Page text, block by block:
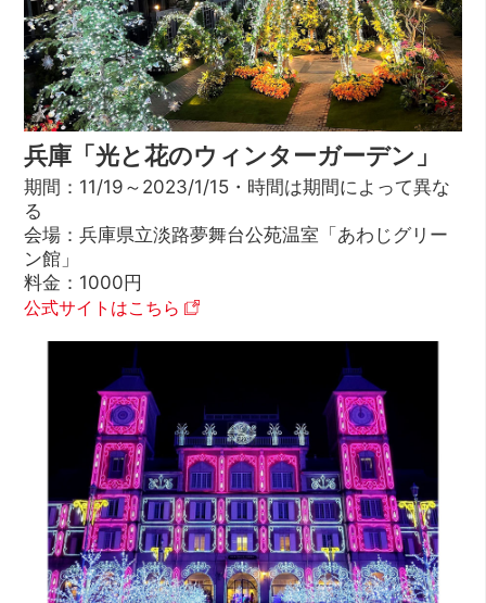
兵庫「光と花のウィンターガーデン」
期間：11/19～2023/1/15・時間は期間によって異な
る
会場：兵庫県立淡路夢舞台公苑温室「あわじグリー
ン館」
料金：1000円
公式サイトはこちら